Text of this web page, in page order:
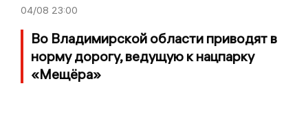
04/08 23:00
Во Владимирской области приводят в
норму дорогу, ведущую к нацпарку
«Мещёра»